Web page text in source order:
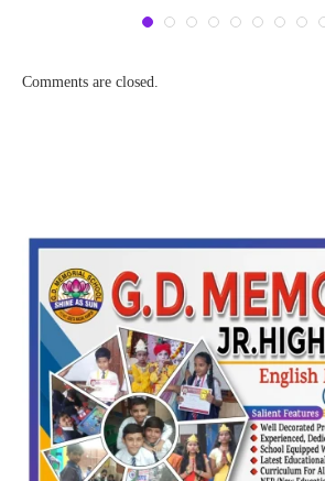
Comments are closed.